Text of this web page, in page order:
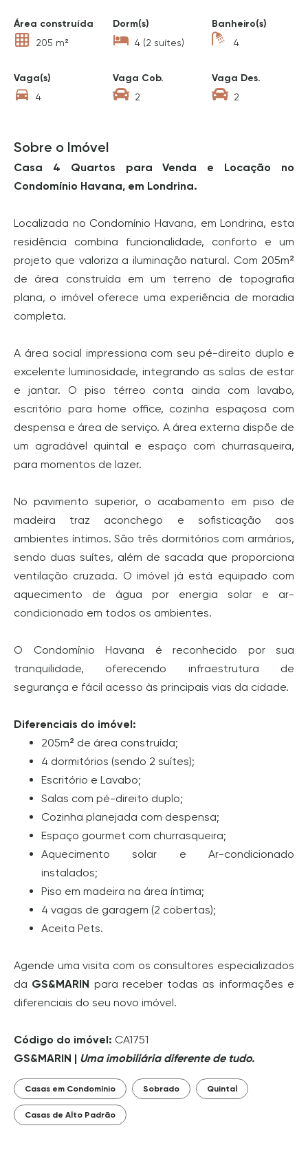
Área construída
205 m²
Dorm(s)
4 (2 suítes)
Banheiro(s)
4
Vaga(s)
4
Vaga Cob.
2
Vaga Des.
2
Sobre o Imóvel
Casa 4 Quartos para Venda e Locação no
Condomínio Havana, em Londrina.
Localizada no Condomínio Havana, em Londrina, esta
residência combina funcionalidade, conforto e um
projeto que valoriza a iluminação natural. Com 205m²
de área construída em um terreno de topografia
plana, o imóvel oferece uma experiência de moradia
completa.
A área social impressiona com seu pé-direito duplo e
excelente luminosidade, integrando as salas de estar
e jantar. O piso térreo conta ainda com lavabo,
escritório para home office, cozinha espaçosa com
despensa e área de serviço. A área externa dispõe de
um agradável quintal e espaço com churrasqueira,
para momentos de lazer.
No pavimento superior, o acabamento em piso de
madeira traz aconchego e sofisticação aos
ambientes íntimos. São três dormitórios com armários,
sendo duas suítes, além de sacada que proporciona
ventilação cruzada. O imóvel já está equipado com
aquecimento de água por energia solar e ar-
condicionado em todos os ambientes.
O Condomínio Havana é reconhecido por sua
tranquilidade, oferecendo infraestrutura de
segurança e fácil acesso às principais vias da cidade.
Diferenciais do imóvel:
205m² de área construída;
4 dormitórios (sendo 2 suítes);
Escritório e Lavabo;
Salas com pé-direito duplo;
Cozinha planejada com despensa;
Espaço gourmet com churrasqueira;
Aquecimento solar e Ar-condicionado
instalados;
Piso em madeira na área íntima;
4 vagas de garagem (2 cobertas);
Aceita Pets.
Agende uma visita com os consultores especializados
da GS&MARIN para receber todas as informações e
diferenciais do seu novo imóvel.
Código do imóvel: CA1751
GS&MARIN | Uma imobiliária diferente de tudo.
Casas em Condomínio Sobrado Quintal
Casas de Alto Padrão